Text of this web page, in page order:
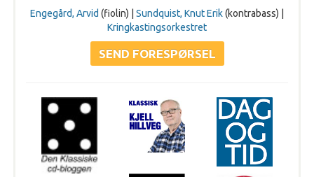
Engegård, Arvid (fiolin) | Sundquist, Knut Erik(kontrabass) |
Kringkastingsorkestret